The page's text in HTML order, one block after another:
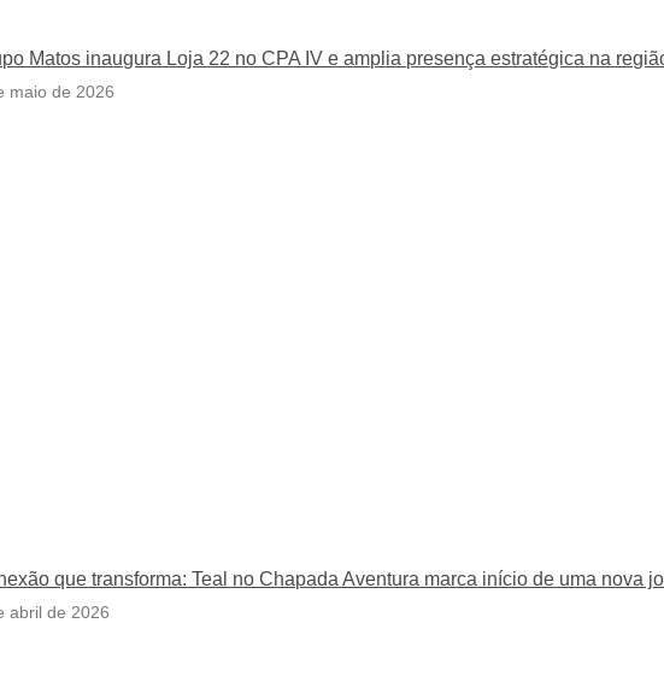
Matos inaugura Loja 22 no CPA IV e amplia presença estratégica na
maio de 2026
que transforma: Teal no Chapada Aventura marca início de uma nova
abril de 2026